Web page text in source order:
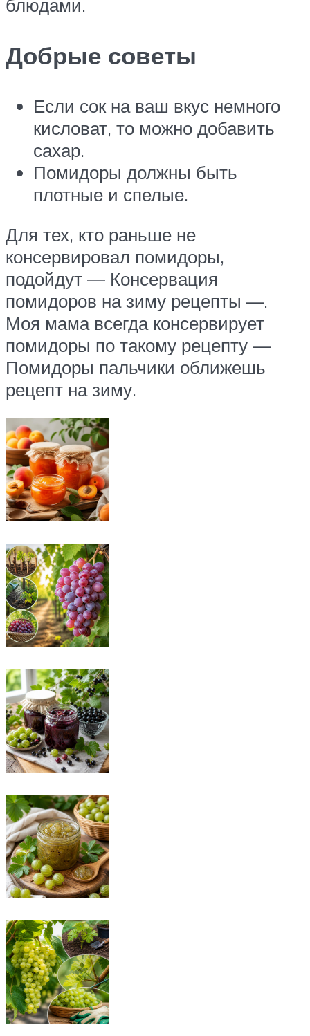
блюдами.
Добрые советы
Если сок на ваш вкус немного
кисловат, то можно добавить
сахар.
Помидоры должны быть
плотные и спелые.
Для тех, кто раньше не
консервировал помидоры,
подойдут — Консервация
помидоров на зиму рецепты —.
Моя мама всегда консервирует
помидоры по такому рецепту —
Помидоры пальчики оближешь
рецепт на зиму.